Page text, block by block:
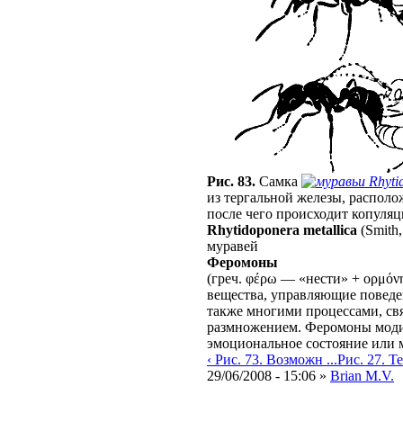
Рис. 83. Самка
из тергальной железы,
после чего происходит
Rhytidoponera metallica
муравей
Феромоны
(греч. φέρω — «нести» +
вещества, управляющие
также многими процессами,
размножением. Феромоны
эмоциональное состояние или
‹ Рис. 73. Возможн ...Рис. 27.
29/06/2008 - 15:06 » Brian M.V.